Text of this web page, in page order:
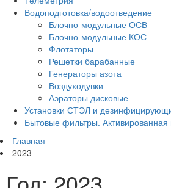
Водоподготовка/водоотведение
Блочно-модульные ОСВ
Блочно-модульные КОС
Флотаторы
Решетки барабанные
Генераторы азота
Воздуходувки
Аэраторы дисковые
Установки СТЭЛ и
Бытовые фильтры. Активированная
Главная
2023